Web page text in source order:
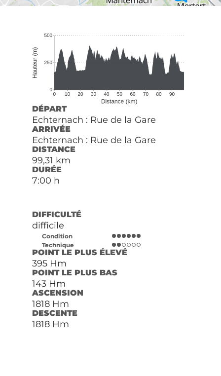
DÉPART
Echternach : Rue de la Gare
ARRIVÉE
Echternach : Rue de la Gare
DISTANCE
99,31 km
DURÉE
7:00 h
DIFFICULTÉ
difficile
Condition
Technique
POINT LE PLUS ÉLEVÉ
395 Hm
POINT LE PLUS BAS
143 Hm
ASCENSION
1818 Hm
DESCENTE
1818 Hm